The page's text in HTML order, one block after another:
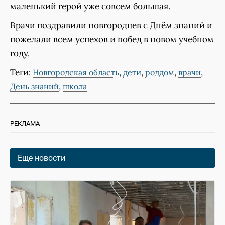
маленький герой уже совсем большая.
Врачи поздравили новгородцев с Днём знаний и
пожелали всем успехов и побед в новом учебном
году.
Теги: Новгородская область, дети, роддом, врачи,
День знаний, школа
РЕКЛАМА
Еще новости